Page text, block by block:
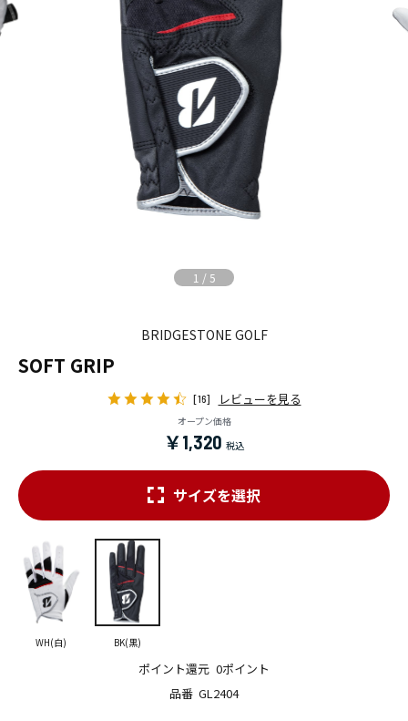
1 / 5
BRIDGESTONE GOLF
SOFT GRIP
[16] レビューを見る
オープン価格
￥1,320
品番 GL2404
ポイント還元 0ポイント
サイズを選択
WH(白) BK(黒)